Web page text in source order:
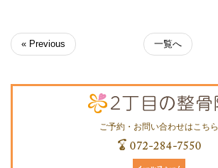
« Previous 一覧へ
ご予約・お問い合わせはこちら